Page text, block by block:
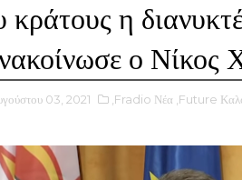
η
ο Νίκος
03, 2021 ,Fradio Νέα ,Future